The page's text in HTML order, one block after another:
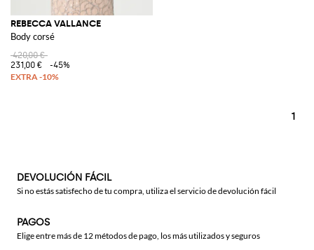
REBECCA VALLANCE
Body corsé
420,00 €
231,00 €
-45%
1
DEVOLUCIÓN FÁCIL
Si no estás satisfecho de tu compra, utiliza el servicio de devolución fácil
PAGOS
Elige entre más de 12 métodos de pago, los más utilizados y seguros